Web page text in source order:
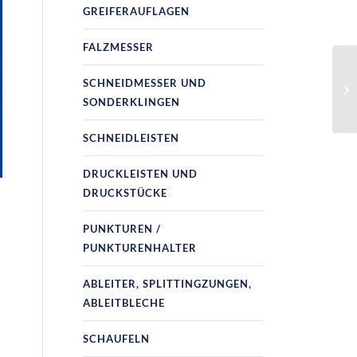
GREIFERAUFLAGEN
FALZMESSER
SCHNEIDMESSER UND
SONDERKLINGEN
SCHNEIDLEISTEN
DRUCKLEISTEN UND
DRUCKSTÜCKE
PUNKTUREN /
PUNKTURENHALTER
ABLEITER, SPLITTINGZUNGEN,
ABLEITBLECHE
SCHAUFELN